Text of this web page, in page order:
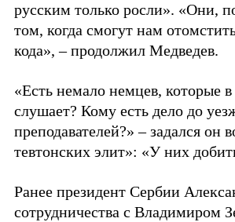
русским только росли». «Они,
том, когда смогут нам
кода», – продолжил Медведев.
«Есть немало немцев, которые
слушает? Кому есть дело до
преподавателей?» – задался
тевтонских элит»: «У них
Ранее президент Сербии
сотрудничества с Владимиром